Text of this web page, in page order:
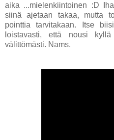
aika ...mielenkiintoinen :D
siinä ajetaan takaa, mutta
pointtia tarvitakaan. Itse
loistavasti, että nousi
välittömästi. Nams.